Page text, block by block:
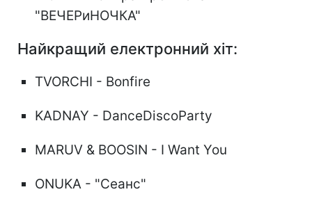
"ВЕЧЕРиНОЧКА"
Найкращий електронний хіт:
TVORCHI - Bonfire
KADNAY - DanceDiscoParty
MARUV & BOOSIN - I Want You
ONUKA - "Сеанс"